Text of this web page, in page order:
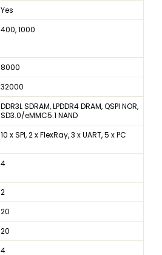
Yes
400, 1000
8000
32000
DDR3L SDRAM, LPDDR4 DRAM, QSPI NOR,
SD3.0/eMMC5.1 NAND
10 x SPI, 2 x FlexRay, 3 x UART, 5 x I²C
4
2
20
20
4